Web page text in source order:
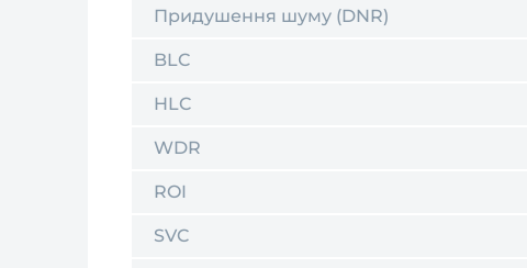
Придушення шуму (DNR)
BLC
HLC
WDR
ROI
SVC